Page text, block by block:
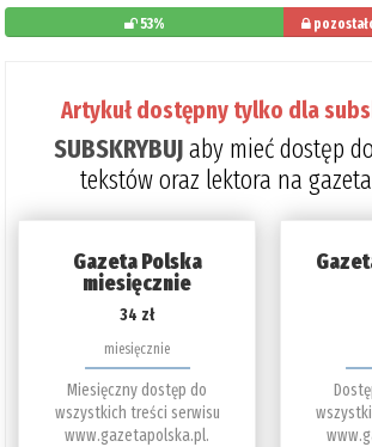
53%
Artykuł dostępny tylko dla
SUBSKRYBUJaby mieć dostęp
tekstów oraz lektora na
Gazeta Polska
miesięcznie
34 zł
miesięcznie
Miesięczny dostęp do
wszystkich treści serwisu
www.gazetapolska.pl.